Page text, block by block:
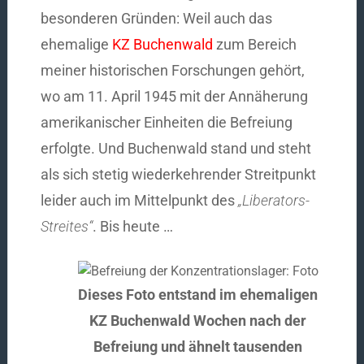
besonderen Gründen: Weil auch das
ehemalige KZ Buchenwald zum Bereich
meiner historischen Forschungen gehört,
wo am 11. April 1945 mit der Annäherung
amerikanischer Einheiten die Befreiung
erfolgte. Und Buchenwald stand und steht
als sich stetig wiederkehrender Streitpunkt
leider auch im Mittelpunkt des„Liberators-
Streites“. Bis heute …
Dieses Foto entstand im ehemaligen
KZ Buchenwald Wochen nach der
Befreiung und ähnelt tausenden